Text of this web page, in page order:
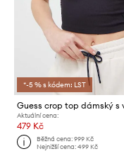
*-5 % s kódem: LST
Aktuální cena:
479 Kč
Běžná cena:999 Kč
Nejnižší cena:499 Kč